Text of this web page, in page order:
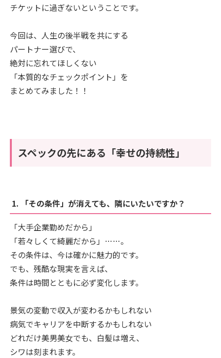
チケットに過ぎないということです。
今回は、人生の後半戦を共にする
パートナー選びで、
絶対に忘れてほしくない
「本質的なチェックポイント」を
まとめてみました！！
スペックの先にある「幸せの持続性」
1. 「その条件」が消えても、隣にいたいですか？
「大手企業勤めだから」
「若々しくて綺麗だから」……。
その条件は、今は確かに魅力的です。
でも、残酷な現実を言えば、
条件は時間とともに必ず変化します。
景気の変動で収入が変わるかもしれない
病気でキャリアを中断するかもしれない
どれだけ美男美女でも、白髪は増え、
シワは刻まれます。